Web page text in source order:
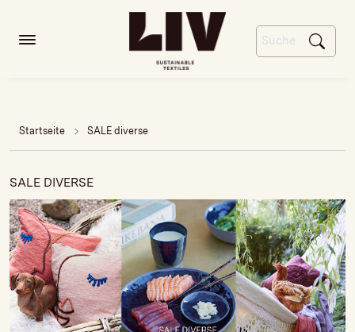
Startseite SALE diverse
SALE DIVERSE